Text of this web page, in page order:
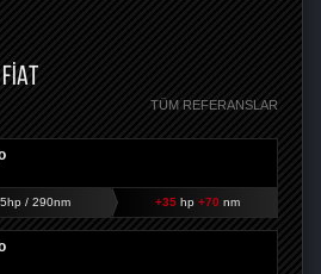
TÜM REFERANSLAR
/ 290nm +35hp +70 nm